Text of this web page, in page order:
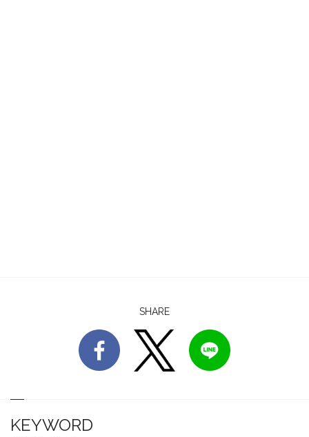
SHARE
KEYWORD